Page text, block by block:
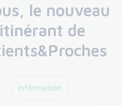
le nouveau
de
Information